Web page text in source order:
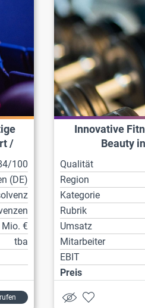
/
100
(DE)
Mio. €
tba
Innovative
Beauty
Qualität
Region
Kategorie
Rubrik
Umsatz
Mitarbeiter
EBIT
Preis